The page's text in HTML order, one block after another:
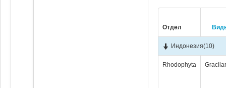
Отдел
Индонезия(10)
Rhodophyta